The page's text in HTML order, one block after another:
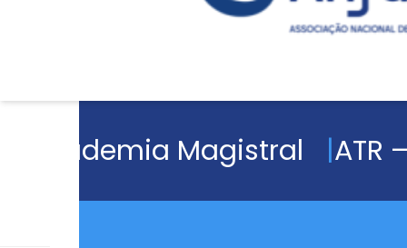
Academia Magistral ATR